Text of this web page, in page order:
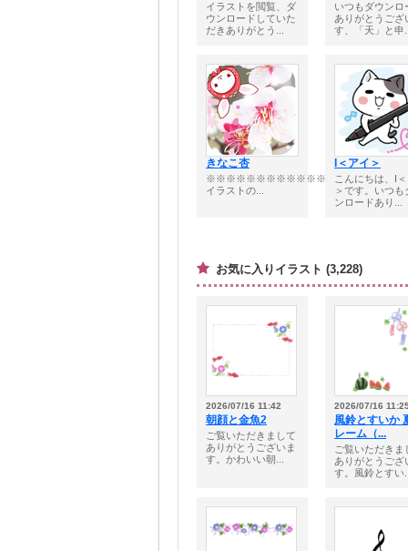
イラストを閲覧、ダ
ウンロードしていた
だきありがとう...
いつもダウンロ
ありがとうござ
す、「天」と申
きなこ杏
※※※※※※※※※※※※※※※※※※※■
イラストの...
I＜アイ＞
こんにちは、I
＞です。いつも
ンロードあり...
お気に入りイラスト (3,228)
2026/07/16 11:42
朝顔と金魚2
ご覧いただきまして
ありがとうございま
す。かわいい朝...
2026/07/16
風鈴とすいか
レーム（...
ご覧いただきま
ありがとうござ
す。風鈴とすい